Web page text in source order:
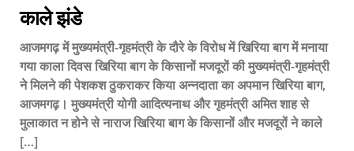
काले झंडे
आजमगढ़ में मुख्यमंत्री-गृहमंत्री के दौरे के विरोध में खिरिया बाग में मनाया
गया काला दिवस खिरिया बाग के किसानों मजदूरों की मुख्यमंत्री-गृहमंत्री
ने मिलने की पेशकश ठुकराकर किया अन्नदाता का अपमान खिरिया बाग,
आजमगढ़। मुख्यमंत्री योगी आदित्यनाथ और गृहमंत्री अमित शाह से
मुलाकात न होने से नाराज खिरिया बाग के किसानों और मजदूरों ने काले
[…]